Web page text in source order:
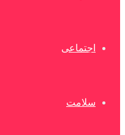
اجتماعی
سلامت